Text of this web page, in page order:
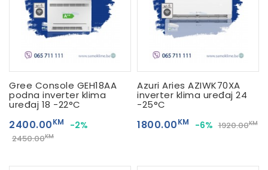
Gree Console GEH18AA
podna inverter klima
uređaj 18 -22°C
2400.00KM -2%
2450.00KM
Azuri Aries AZIWK70XA
inverter klima uređaj 24
-25°C
1800.00KM -6% 1920.00KM